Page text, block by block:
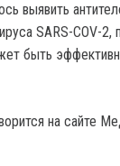
выявить
SARS-COV-
быть
на сайте